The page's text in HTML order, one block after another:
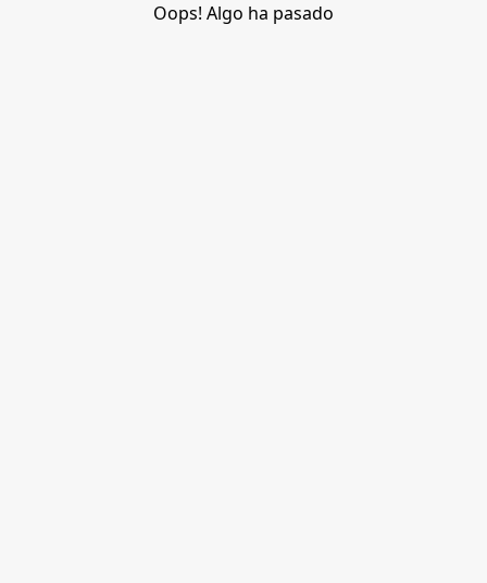
Oops! Algo ha pasado